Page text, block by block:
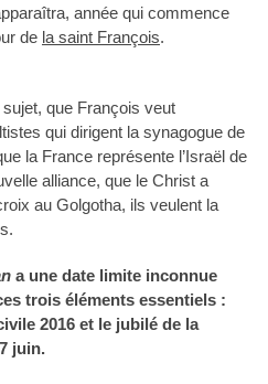
année qui commence
de la saint François.
que François veut
qui dirigent la synagogue de
la France représente l’Israël de
alliance, que le Christ a
au Golgotha, ils veulent la
a une date limite inconnue
trois éléments essentiels :
2016 et le jubilé de la
juin.